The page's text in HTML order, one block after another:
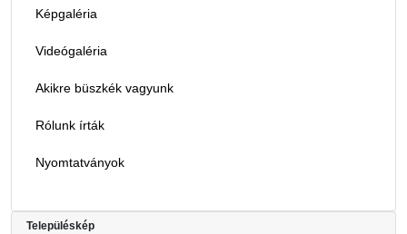
Képgaléria
Videógaléria
Akikre büszkék vagyunk
Rólunk írták
Nyomtatványok
Településkép